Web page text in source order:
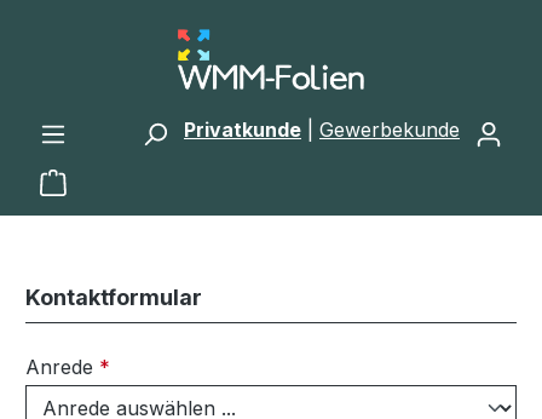
Zum Hauptinhalt springen
Privatkunde Gewerbekunde
Warenkorb enthält 0 Positionen. Der
Kontaktformular
Anrede *